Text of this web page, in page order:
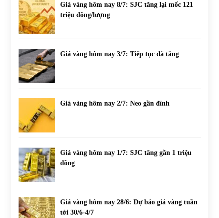
Giá vàng hôm nay 8/7: SJC tăng lại mốc 121
triệu đồng/lượng
Giá vàng hôm nay 3/7: Tiếp tục đà tăng
Giá vàng hôm nay 2/7: Neo gần đỉnh
Giá vàng hôm nay 1/7: SJC tăng gần 1 triệu
đồng
Giá vàng hôm nay 28/6: Dự báo giá vàng tuần
tới 30/6-4/7